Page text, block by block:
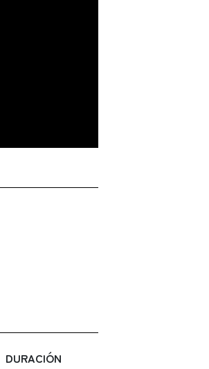
DURACIÓN